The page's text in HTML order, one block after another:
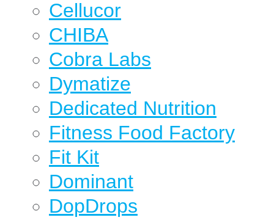
Cellucor
CHIBA
Cobra Labs
Dymatize
Dedicated Nutrition
Fitness Food Factory
Fit Kit
Dominant
DopDrops